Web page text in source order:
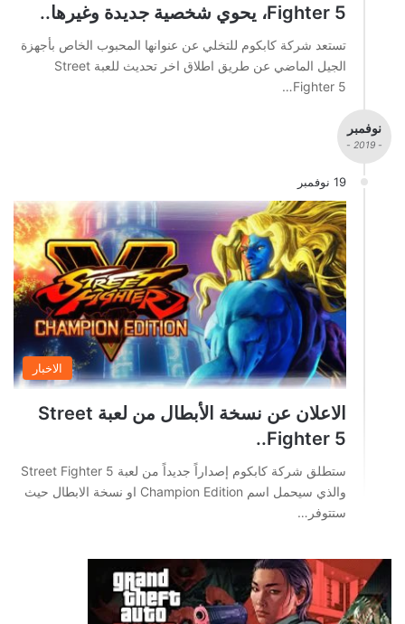
Fighter 5، يحوي شخصية جديدة وغيرها..
تستعد شركة كابكوم للتخلي عن عنوانها المحبوب الخاص بأجهزة
الجيل الماضي عن طريق اطلاق اخر تحديث للعبة Street
Fighter 5…
نوفمبر
- 2019 -
19 نوفمبر
الاخبار
الاعلان عن نسخة الأبطال من لعبة Street
Fighter 5..
ستطلق شركة كابكوم إصداراً جديداً من لعبة Street Fighter 5
والذي سيحمل اسم Champion Edition او نسخة الابطال حيث
ستتوفر…